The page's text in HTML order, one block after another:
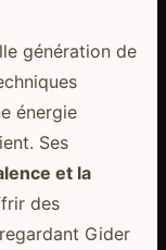
génération de
énergie
Ses
et la
des
Gider